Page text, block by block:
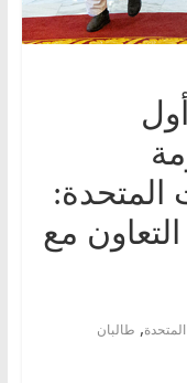
المتحدة:
مع
, طالبان